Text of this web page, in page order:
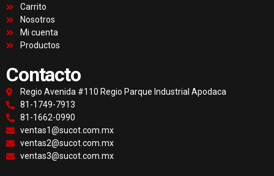
Carrito
Nosotros
Mi cuenta
Productos
Contacto
Regio Avenida #110 Regio Parque Industrial Apodaca
81-1749-7913
81-1662-0990
ventas1@sucot.com.mx
ventas2@sucot.com.mx
ventas3@sucot.com.mx